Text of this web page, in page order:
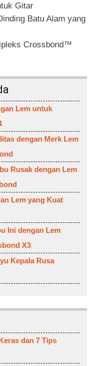
Gitar
Batu Alam yang
Crossbond™
Lem untuk
dengan Merk Lem
Rusak dengan Lem
Lem yang Kuat
Ini dengan Lem
X3
Kepala Rusa
dan 7 Tips